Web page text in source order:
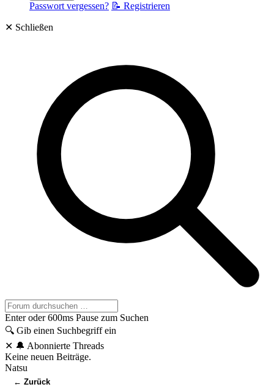
Passwort vergessen? 📝 Registrieren
✕ Schließen
Enter oder 600ms Pause zum Suchen
🔍 Gib einen Suchbegriff ein
✕ 🔔 Abonnierte Threads
Keine neuen Beiträge.
Natsu
← Zurück